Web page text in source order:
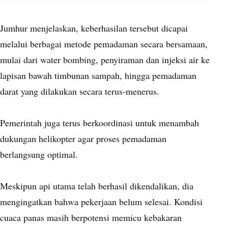
Jumhur menjelaskan, keberhasilan tersebut dicapai
melalui berbagai metode pemadaman secara bersamaan,
mulai dari water bombing, penyiraman dan injeksi air ke
lapisan bawah timbunan sampah, hingga pemadaman
darat yang dilakukan secara terus-menerus.
Pemerintah juga terus berkoordinasi untuk menambah
dukungan helikopter agar proses pemadaman
berlangsung optimal.
Meskipun api utama telah berhasil dikendalikan, dia
mengingatkan bahwa pekerjaan belum selesai. Kondisi
cuaca panas masih berpotensi memicu kebakaran